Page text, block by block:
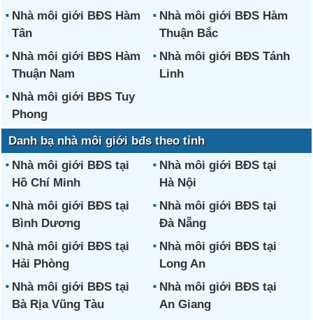
Nhà môi giới BĐS Hàm
Tân
Nhà môi giới BĐS Hàm
Thuận Bắc
Nhà môi giới BĐS Hàm
Thuận Nam
Nhà môi giới BĐS Tánh
Linh
Nhà môi giới BĐS Tuy
Phong
Danh bạ nhà môi giới bđs theo tỉnh
Nhà môi giới BĐS tại
Hồ Chí Minh
Nhà môi giới BĐS tại
Hà Nội
Nhà môi giới BĐS tại
Bình Dương
Nhà môi giới BĐS tại
Đà Nẵng
Nhà môi giới BĐS tại
Hải Phòng
Nhà môi giới BĐS tại
Long An
Nhà môi giới BĐS tại
Bà Rịa Vũng Tàu
Nhà môi giới BĐS tại
An Giang